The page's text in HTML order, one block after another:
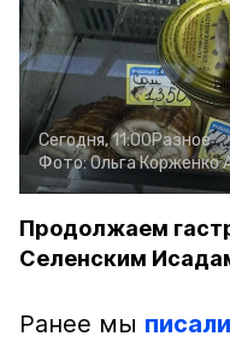
Сегодня, 11:00Разное
Фото:Ольга Корженко
Продолжаем
Селенским
Ранее мы писали